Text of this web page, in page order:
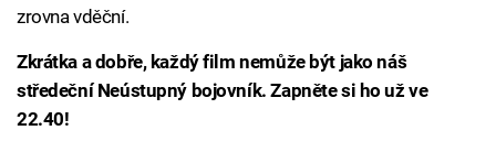
zrovna vděční.
Zkrátka a dobře, každý film nemůže být jako náš
středeční Neústupný bojovník. Zapněte si ho už ve
22.40!